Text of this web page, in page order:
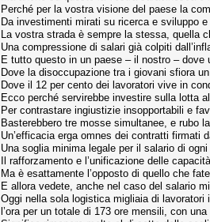
Perché per la vostra visione del paese la
Da investimenti mirati su ricerca e sviluppo
La vostra strada è sempre la stessa, quella
Una compressione di salari già colpiti
E tutto questo in un paese – il nostro – dove
Dove la disoccupazione tra i giovani sfiora
Dove il 12 per cento dei lavoratori vive in
Ecco perché servirebbe investire sulla lotta
Per contrastare ingiustizie insopportabili e
Basterebbero tre mosse simultanee, e rubo
Un’efficacia erga omnes dei contratti firmati
Una soglia minima legale per il salario di
Il rafforzamento e l’unificazione delle
Ma è esattamente l’opposto di quello che
E allora vedete, anche nel caso del salario
Oggi nella sola logistica migliaia di
l’ora per un totale di 173 ore mensili, con